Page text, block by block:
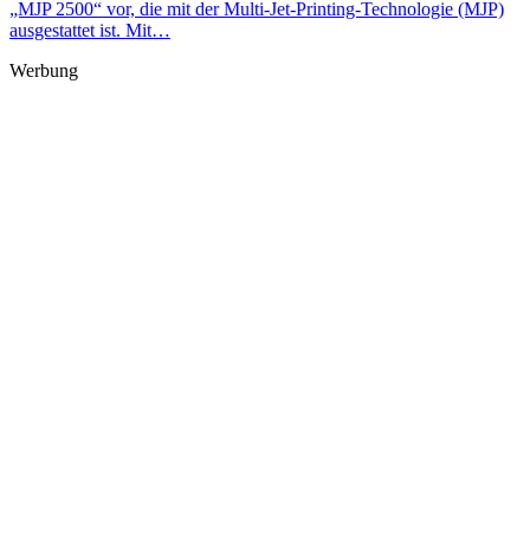
„MJP 2500“ vor, die mit der Multi-Jet-Printing-Technologie (MJP)
ausgestattet ist. Mit…
Werbung